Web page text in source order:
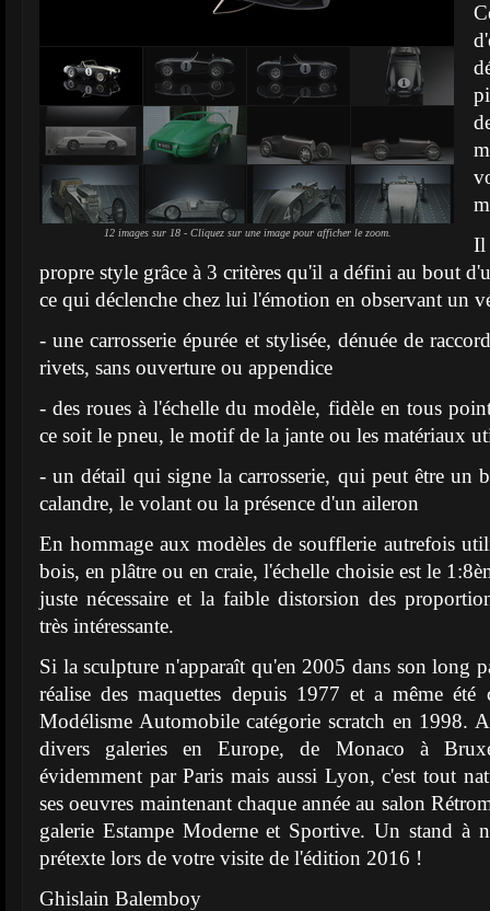
12 images sur 18 - Cliquez sur une image pour afficher le zoom.
Il
propre style grâce à 3 critères qu'il a défini au bout
ce qui déclenche chez lui l'émotion en observant un
- une carrosserie épurée et stylisée, dénuée de
rivets, sans ouverture ou appendice
- des roues à l'échelle du modèle, fidèle en tous
ce soit le pneu, le motif de la jante ou les matériaux
- un détail qui signe la carrosserie, qui peut être un
calandre, le volant ou la présence d'un aileron
En hommage aux modèles de soufflerie autrefois
bois, en plâtre ou en craie, l'échelle choisie est le
juste nécessaire et la faible distorsion des
très intéressante.
Si la sculpture n'apparaît qu'en 2005 dans son long
réalise des maquettes depuis 1977 et a même été
Modélisme Automobile catégorie scratch en 1998.
divers galeries en Europe, de Monaco à
évidemment par Paris mais aussi Lyon, c'est tout
ses oeuvres maintenant chaque année au salon
galerie Estampe Moderne et Sportive. Un stand à
prétexte lors de votre visite de l'édition 2016 !
Ghislain Balemboy